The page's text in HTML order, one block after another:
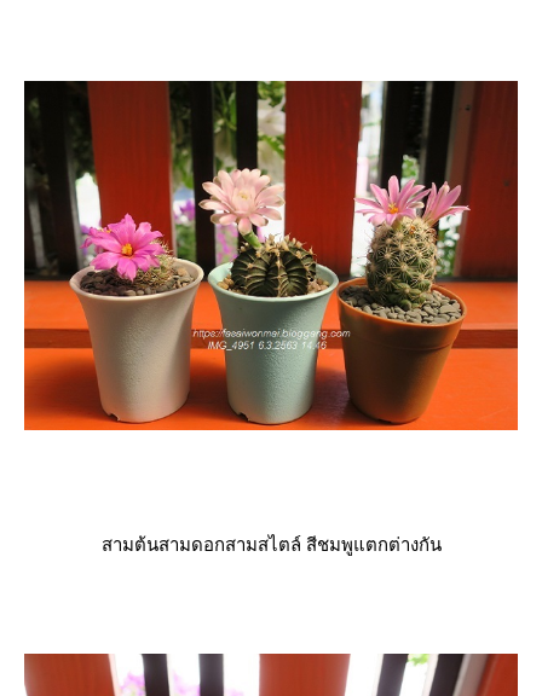
สามต้นสามดอกสามสไตล์ สีชมพูแตกต่างกัน